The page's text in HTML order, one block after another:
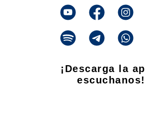
¡Descarga la
escuchanos!